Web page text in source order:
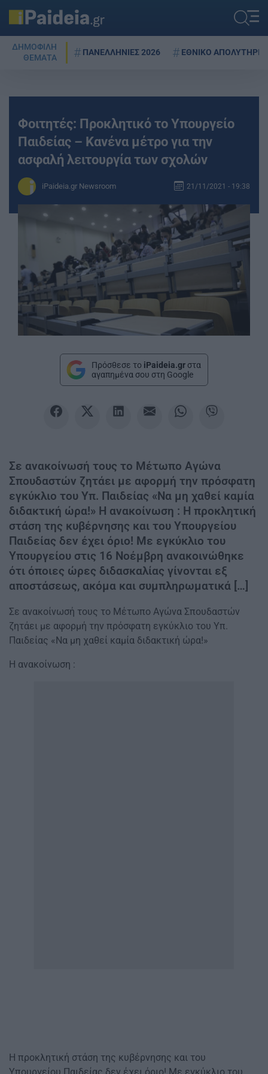
ΔΗΜΟΦΙΛΗ
ΘΕΜΑΤΑ
ΠΑΝΕΛΛΗΝΙΕΣ 2026 ΕΘΝΙΚΟ ΑΠΟΛΥΤΗΡΙΟ
Φοιτητές: Προκλητικό το Υπουργείο
Παιδείας – Kανένα μέτρο για την
ασφαλή λειτουργία των σχολών
iPaideia.gr Newsroom 21/11/2021 - 19:38
Πρόσθεσε το iPaideia.gr στα
αγαπημένα σου στη Google
Σε ανακοίνωσή τους το Μέτωπο Αγώνα
Σπουδαστών ζητάει με αφορμή την πρόσφατη
εγκύκλιο του Υπ. Παιδείας «Να μη χαθεί καμία
διδακτική ώρα!» Η ανακοίνωση : Η προκλητική
στάση της κυβέρνησης και του Υπουργείου
Παιδείας δεν έχει όριο! Με εγκύκλιο του
Υπουργείου στις 16 Νοέμβρη ανακοινώθηκε
ότι όποιες ώρες διδασκαλίας γίνονται εξ
αποστάσεως, ακόμα και συμπληρωματικά […]
Σε ανακοίνωσή τους το Μέτωπο Αγώνα Σπουδαστών
ζητάει με αφορμή την πρόσφατη εγκύκλιο του Υπ.
Παιδείας «Να μη χαθεί καμία διδακτική ώρα!»
Η ανακοίνωση :
Η προκλητική στάση της κυβέρνησης και του